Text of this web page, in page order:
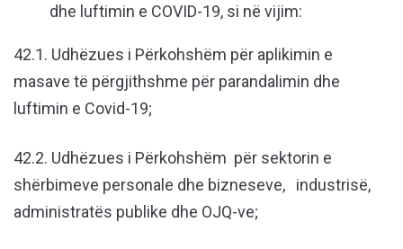
dhe luftimin e COVID-19, si në vijim:
42.1. Udhëzues i Përkohshëm për aplikimin e
masave të përgjithshme për parandalimin dhe
luftimin e Covid-19;
42.2. Udhëzues i Përkohshëm për sektorin e
shërbimeve personale dhe bizneseve, industrisë,
administratës publike dhe OJQ-ve;